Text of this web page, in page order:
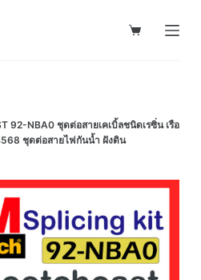
92-NBA0 ชุดต่อสายเคเบิ้ลชนิดเรซิ่น เรือ
ชุดต่อสายไฟกันน้ำ ฝังดิน